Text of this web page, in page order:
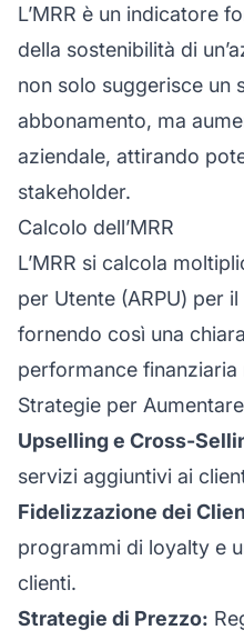
L’MRR è un indicatore
della sostenibilità di
non solo suggerisce un
abbonamento, ma
aziendale, attirando
stakeholder.
Calcolo dell’MRR
L’MRR si calcola
per Utente (ARPU) per
fornendo così una
performance finanziaria
Strategie per Aumentare
Upselling e Cross-
servizi aggiuntivi ai
Fidelizzazione dei
programmi di loyalty e
clienti.
Strategie di Prezzo: